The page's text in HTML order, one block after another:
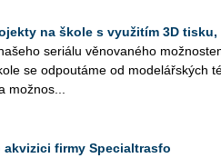
na škole s využitím 3D tisku,
se­ri­á­lu vě­no­va­né­ho
se od­pou­tá­me od mo­de­lář­ských
mož­nos­...
firmy Specialtrasfo